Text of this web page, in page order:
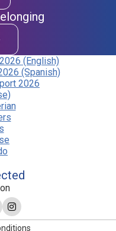
(English)
(Spanish)
2026